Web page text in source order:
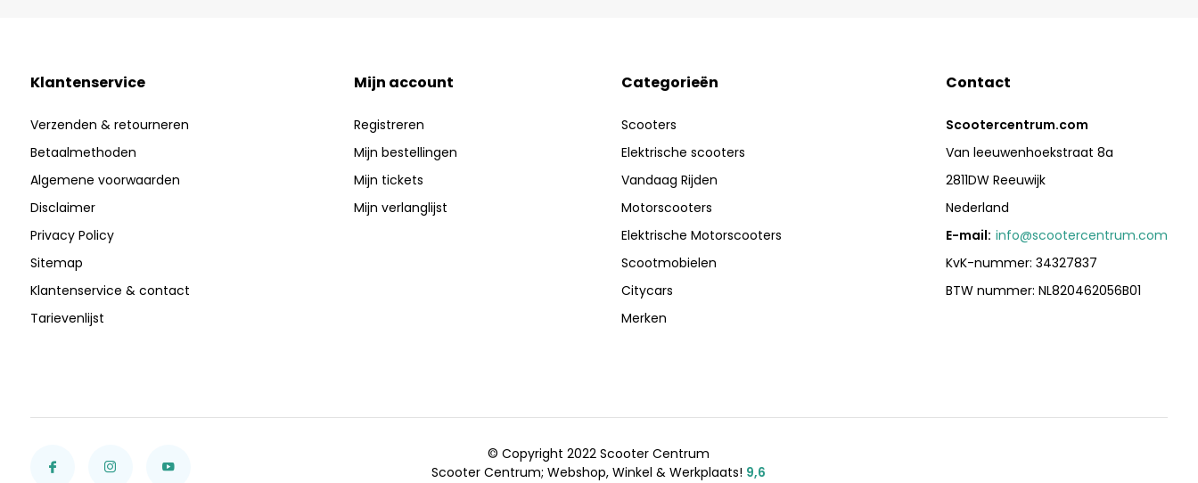
Klantenservice
Verzenden & retourneren
Betaalmethoden
Algemene voorwaarden
Disclaimer
Privacy Policy
Sitemap
Klantenservice & contact
Tarievenlijst
Mijn account
Registreren
Mijn bestellingen
Mijn tickets
Mijn verlanglijst
Categorieën
Scooters
Elektrische scooters
Vandaag Rijden
Motorscooters
Elektrische Motorscooters
Scootmobielen
Citycars
Merken
Contact
Scootercentrum.com
Van leeuwenhoekstraat 8a
2811DW Reeuwijk
Nederland
E-mail: info@scootercentrum.com
KvK-nummer: 34327837
BTW nummer: NL820462056B01
© Copyright 2022 Scooter Centrum
Scooter Centrum; Webshop, Winkel & Werkplaats! 9,6